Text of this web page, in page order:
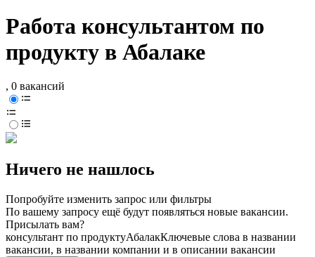
Работа консультантом по
продукту в Абалаке
, 0 вакансий
Ничего не нашлось
Попробуйте изменить запрос или фильтры
По вашему запросу ещё будут появляться новые вакансии.
Присылать вам?
консультант по продуктуАбалакКлючевые слова в названии
вакансии, в названии компании и в описании вакансии